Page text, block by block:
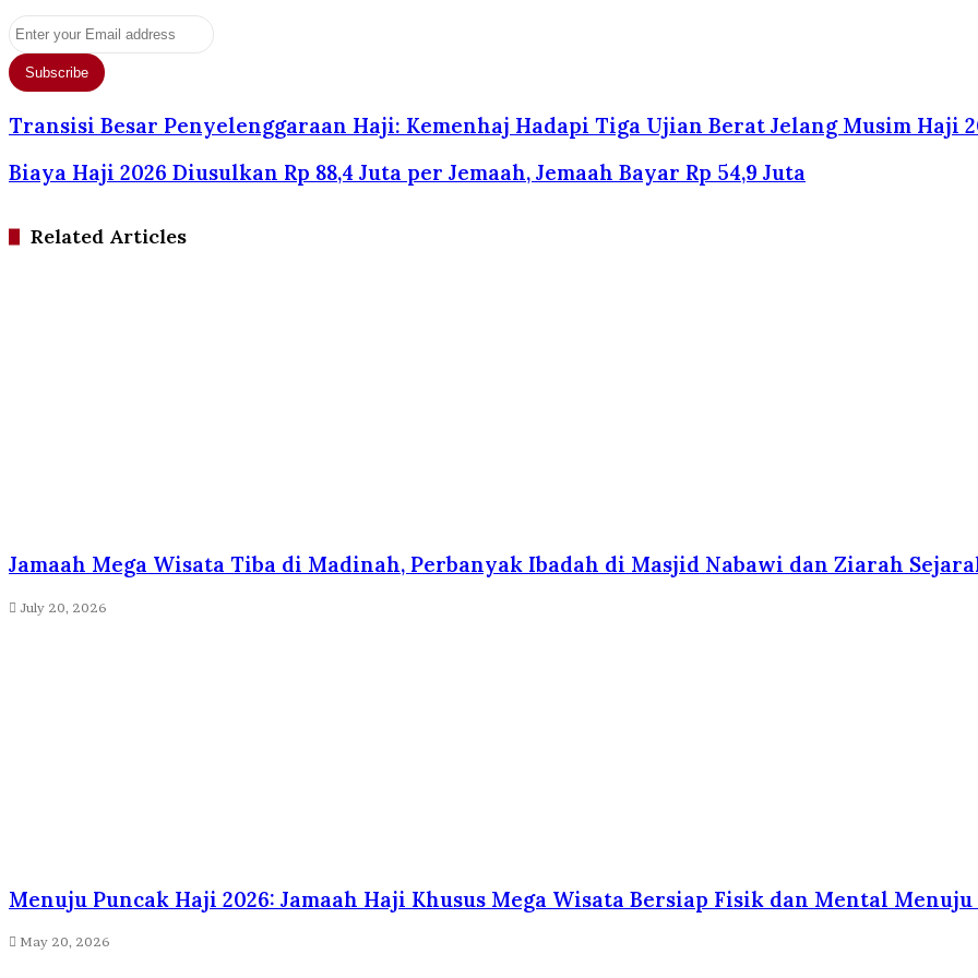
Enter
your
Email
address
Transisi Besar Penyelenggaraan Haji: Kemenhaj Hadapi Tiga Ujian Berat Jelang Musim Haji
Biaya Haji 2026 Diusulkan Rp 88,4 Juta per Jemaah, Jemaah Bayar Rp 54,9 Juta
Related Articles
Jamaah Mega Wisata Tiba di Madinah, Perbanyak Ibadah di Masjid Nabawi dan Ziarah
July 20, 2026
Menuju Puncak Haji 2026: Jamaah Haji Khusus Mega Wisata Bersiap Fisik dan Mental
May 20, 2026